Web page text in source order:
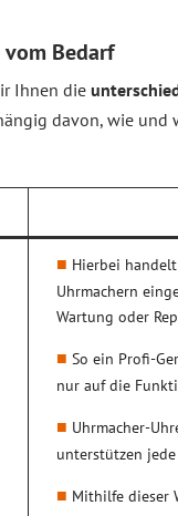
Bedarf
Ihnen die
davon, wie
Hierbei
Uhrmachern
Wartung oder
So ein Profi-
nur auf die
Uhrmacher-
unterstützen
Mithilfe dieser